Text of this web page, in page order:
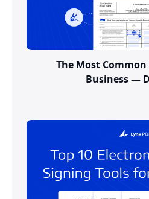
The Most
Business —